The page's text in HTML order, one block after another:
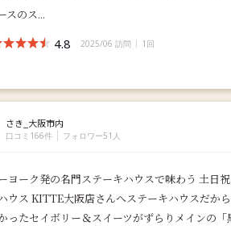
スのス...
4.8 2025/06 訪問 1回
さき_大阪市内
口コミ166件 フォロワー51人
ヨーク発の名門ステーキハウスで味わう 土日
ウス KITTE大阪店さんへ ​ステーキハウスだか
ったセイボリー＆スイーツがずらり ​メインの